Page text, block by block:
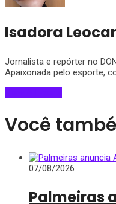
Isadora
Jornalista e repórter no
Apaixonada pelo esporte,
Você
07/08/2026
Palmeiras